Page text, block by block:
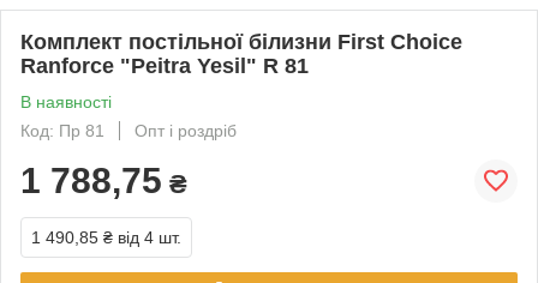
Комплект постільної білизни First Choice
Ranforce "Peitra Yesil" R 81
В наявності
Код: Пр 81
Опт і роздріб
1 788,75 ₴
1 490,85 ₴ від 4 шт.